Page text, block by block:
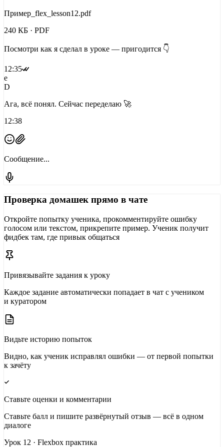
Пример_flex_lesson12.pdf
240 КБ · PDF
Посмотри как я сделал в уроке — пригодится 👇
12:35
e
D
Ага, всё понял. Сейчас переделаю 🚀
12:38
Сообщение...
Проверка домашек прямо в чате
Откройте попытку ученика, прокомментируйте ошибку
голосом или текстом, прикрепите пример. Ученик получит
фидбек там, где привык общаться
Привязывайте задания к уроку
Каждое задание автоматически попадает в чат с учеником
и куратором
Видьте историю попыток
Видно, как ученик исправлял ошибки — от первой попытки
к зачёту
Ставьте оценки и комментарии
Ставьте балл и пишите развёрнутый отзыв — всё в одном
диалоге
Урок 12 · Flexbox практика